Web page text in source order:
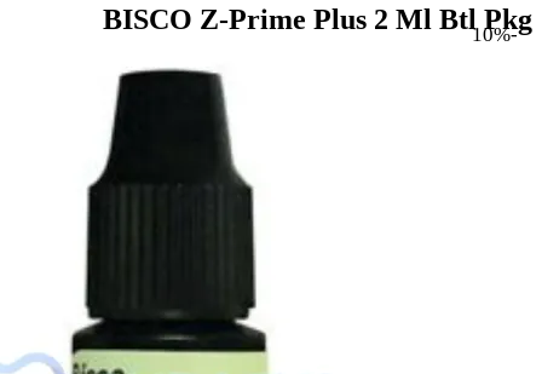
BISCO Z-Prime Plus 2 Ml Btl Pkg
-10%